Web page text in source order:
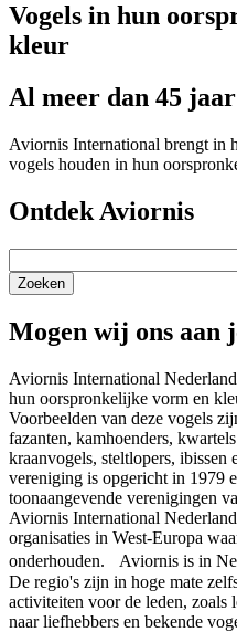
Vogels in hun
kleur
Al meer dan 45
Aviornis International brengt in
vogels houden in hun
Ontdek Aviornis
Mogen wij ons aan
Aviornis International
hun oorspronkelijke vorm en
Voorbeelden van deze vogels
fazanten, kamhoenders,
kraanvogels, steltlopers, ibissen
vereniging is opgericht in 1979
toonaangevende verenigingen
Aviornis International
organisaties in West-Europa
onderhouden. Aviornis is in
De regio's zijn in hoge mate
activiteiten voor de leden, zoals
naar liefhebbers en bekende